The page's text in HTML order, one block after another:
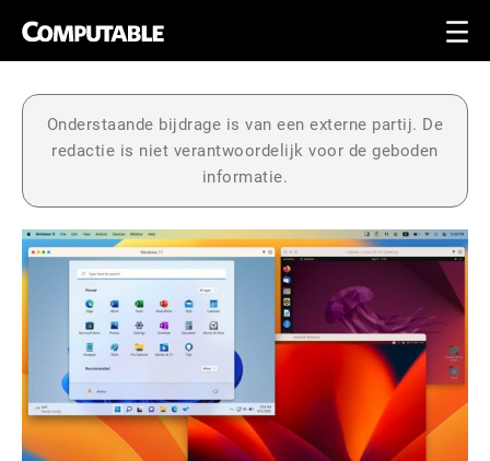
Onderstaande bijdrage is van een externe partij. De
redactie is niet verantwoordelijk voor de geboden
informatie.